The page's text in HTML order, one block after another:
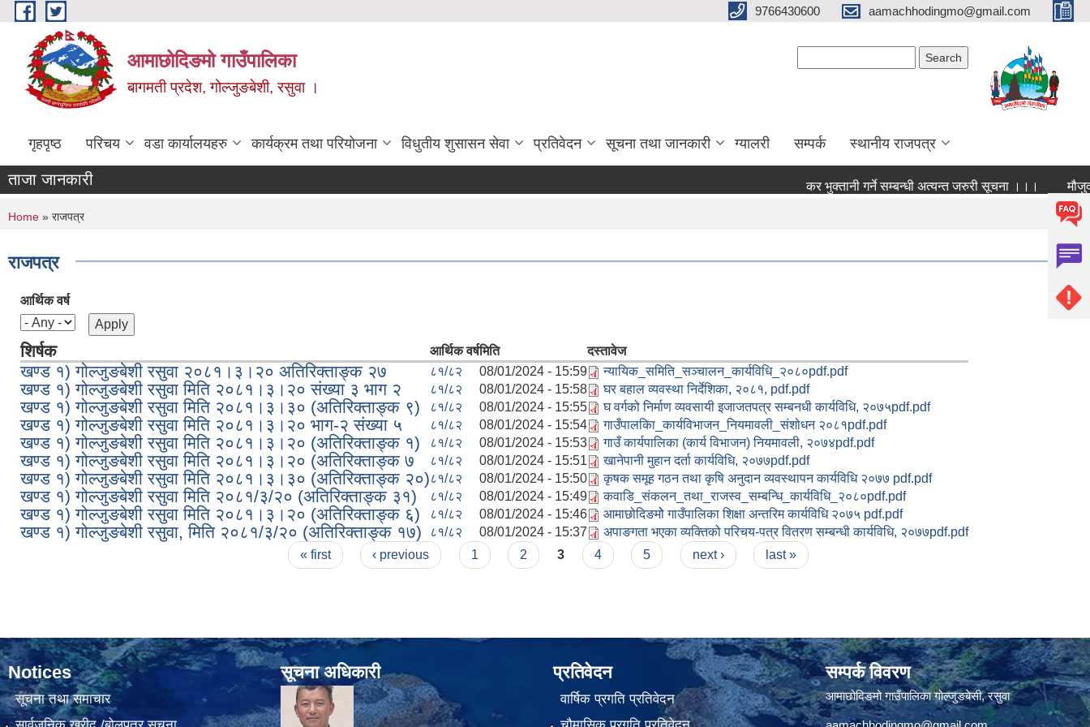
Skip to main content 9766430600 aamachhodingmo@gmail.com
आमाछोदिङमो गाउँपालिका
बागमती प्रदेश, गोल्जुङबेशी, रसुवा ।
गृहपृष्ठ परिचय वडा कार्यालयहरु कार्यक्रम तथा परियोजना विधुतीय शुसासन सेवा प्रतिवेदन सूचना तथा जानकारी ग्यालरी सम्पर्क स्थानीय राजपत्र
ताजा जानकारी कर भुक्तानी गर्ने सम्बन्धी अत्यन्त जरुरी सूचना ।।।
You are here
Home » राजपत्र
राजपत्र
आर्थिक वर्ष
शिर्षक आर्थिक वर्षमिति दस्तावेज
खण्ड १) गोल्जुङबेशी रसुवा २०८१।३।२० अतिरिक्ताङ्क २७ ८१/८२ 08/01/2024 - 15:59 न्यायिक_समिति_सञ्चालन_कार्यविधि_२०८०pdf.pdf
खण्ड १) गोल्जुङबेशी रसुवा मिति २०८१।३।२० संख्या ३ भाग २ ८१/८२ 08/01/2024 - 15:58 घर बहाल व्यवस्था निर्देशिका, २०८१, pdf.pdf
खण्ड १) गोल्जुङबेशी रसुवा मिति २०८१।३।३० (अतिरिक्ताङ्क ९) ८१/८२ 08/01/2024 - 15:55 घ वर्गको निर्माण व्यवसायी इजाजतपत्र सम्बनधी कार्यविधि, २०७५pdf.pdf
खण्ड १) गोल्जुङबेशी रसुवा मिति २०८१।३।२० भाग-२ संख्या ५ ८१/८२ 08/01/2024 - 15:54 गाउँपालकिा_कार्यविभाजन_नियमावली_संशोधन २०८१pdf.pdf
खण्ड १) गोल्जुङबेशी रसुवा मिति २०८१।३।२० (अतिरिक्ताङ्क १) ८१/८२ 08/01/2024 - 15:53 गाउँ कार्यपालिका (कार्य विभाजन) नियमावली, २०७४pdf.pdf
खण्ड १) गोल्जुङबेशी रसुवा मिति २०८१।३।२० (अतिरिक्ताङ्क ७ ८१/८२ 08/01/2024 - 15:51 खानेपानी मुहान दर्ता कार्यविधि, २०७७pdf.pdf
खण्ड १) गोल्जुङबेशी रसुवा मिति २०८१।३।३० (अतिरिक्ताङ्क २०)८१/८२ 08/01/2024 - 15:50 कृषक समूह गठन तथा कृषि अनुदान व्यवस्थापन कार्यविधि २०७७ pdf.pdf
खण्ड १) गोल्जुङबेशी रसुवा मिति २०८१/३/२० (अतिरिक्ताङ्क ३१) ८१/८२ 08/01/2024 - 15:49 कवाडि_संकलन_तथा_राजस्व_सम्बन्धि_कार्यविधि_२०८०pdf.pdf
खण्ड १) गोल्जुङबेशी रसुवा मिति २०८१।३।२० (अतिरिक्ताङ्क ६) ८१/८२ 08/01/2024 - 15:46 आमाछोदिङमोे गाउँपालिका शिक्षा अन्तरिम कार्यविधि २०७५ pdf.pdf
खण्ड १) गोल्जुङबेशी रसुवा, मिति २०८१/३/२० (अतिरिक्ताङ्क १७) ८१/८२ 08/01/2024 - 15:37 अपाङगता भएका व्यक्तिको परिचय-पत्र वितरण सम्बन्धी कार्यविधि, २०७७pdf.pdf
« first ‹ previous 1 2 3 4 5 next › last »
Notices
सूचना तथा समाचार
सूचना अधिकारी प्रतिवेदन
वार्षिक प्रगति प्रतिवेदन
सम्पर्क विवरण
आमाछोदिङमो गाउँपालिका गोल्जुङबेसी, रसुवा